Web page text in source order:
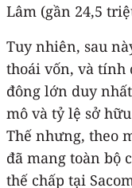
Lâm (gần 24,5
Tuy nhiên, sau
thoái vốn, và tính
đông lớn duy
mô và tỷ lệ sở
Thế nhưng, theo
đã mang toàn bộ
thế chấp tại